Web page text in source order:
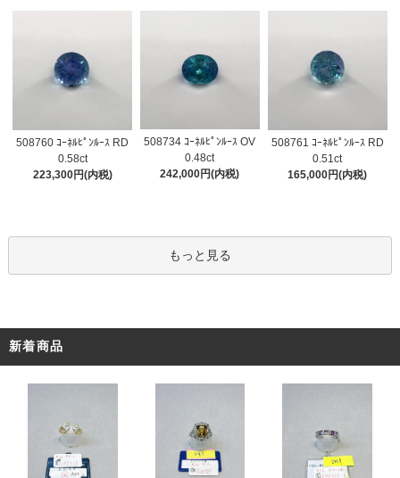
508760 ｺｰﾈﾙﾋﾟﾝﾙｰｽ RD
0.58ct
223,300円(内税)
508734 ｺｰﾈﾙﾋﾟﾝﾙｰｽ OV
0.48ct
242,000円(内税)
508761 ｺｰﾈﾙﾋﾟﾝﾙｰｽ RD
0.51ct
165,000円(内税)
もっと見る
新着商品